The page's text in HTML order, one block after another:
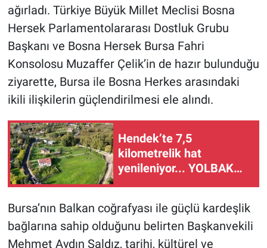
ağırladı. Türkiye Büyük Millet Meclisi Bosna
Hersek Parlamentolararası Dostluk Grubu
Başkanı ve Bosna Hersek Bursa Fahri
Konsolosu Muzaffer Çelik’in de hazır bulunduğu
ziyarette, Bursa ile Bosna Herkes arasındaki
ikili ilişkilerin güçlendirilmesi ele alındı.
Hendek’te 7,5
kilometrelik hat
yenileniyor... YOLBAK
Bursa’nın Balkan coğrafyası ile güçlü kardeşlik
bağlarına sahip olduğunu belirten Başkanvekili
Mehmet Aydın Saldız, tarihi, kültürel ve